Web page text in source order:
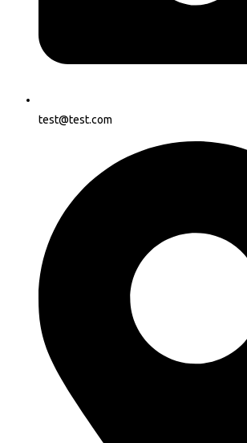
test@test.com